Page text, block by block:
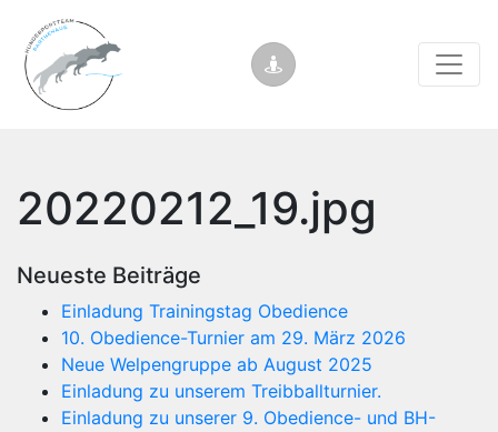
20220212_19.jpg
Neueste Beiträge
Einladung Trainingstag Obedience
10. Obedience-Turnier am 29. März 2026
Neue Welpengruppe ab August 2025
Einladung zu unserem Treibballturnier.
Einladung zu unserer 9. Obedience- und BH-